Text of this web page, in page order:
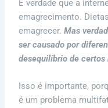
É verdade que a
emagrecimento.
emagrecer.Mas
ser causado por
desequilíbrio de certos
Isso é importante,
é um problema